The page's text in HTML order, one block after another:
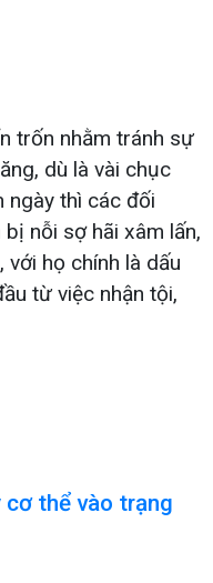
trốn nhằm tránh sự
dù là vài chục
ngày thì các đối
nỗi sợ hãi xâm lấn,
với họ chính là dấu
từ việc nhận tội,
cơ thể vào trạng